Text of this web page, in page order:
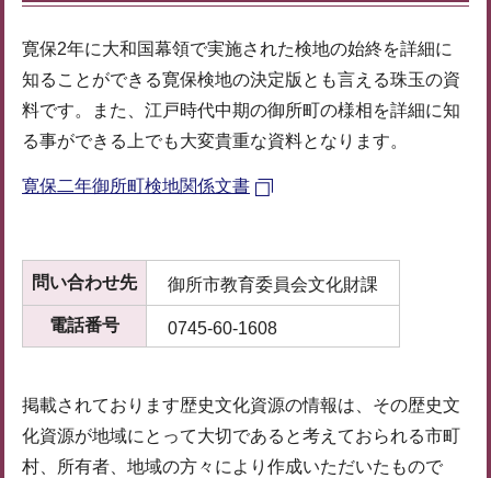
寛保2年に大和国幕領で実施された検地の始終を詳細に
知ることができる寛保検地の決定版とも言える珠玉の資
料です。また、江戸時代中期の御所町の様相を詳細に知
る事ができる上でも大変貴重な資料となります。
寛保二年御所町検地関係文書
問い合わせ先 御所市教育委員会文化財課
電話番号 0745-60-1608
掲載されております歴史文化資源の情報は、その歴史文
化資源が地域にとって大切であると考えておられる市町
村、所有者、地域の方々により作成いただいたもので